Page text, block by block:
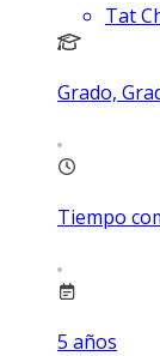
Tat
Grado,
Tiempo
5 años